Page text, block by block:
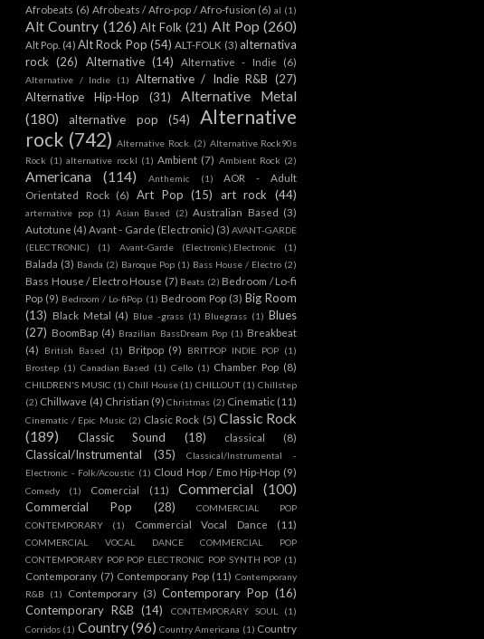
Afrobeats (6) Afrobeats / Afro-pop / Afro-fusion (6) al (1)
Alt Country (126) Alt Folk (21) Alt Pop (260)
Alt Pop. (4) Alt Rock Pop (54) ALT-FOLK (3) alternativa
rock (26) Alternative (14) Alternative - Indie (6)
Alternative / Indie (1) Alternative / Indie R&B (27)
Alternative Hip-Hop
(31)
Alternative Metal
(180)
alternative pop (54)
Alternative
rock (742) Alternative Rock. (2) Alternative Rock90s
Rock (1) alternative rockl (1) Ambient (7) Ambient Rock (2)
Americana (114) Anthemic (1)
AOR - Adult
Orientated Rock (6) Art Pop (15) art rock (44)
arternative pop (1) Asian Based (2) Australian Based (3)
Autotune (4) Avant - Garde (Electronic) (3) AVANT-GARDE
(ELECTRONIC)
(1) Avant-Garde (Electronic).Electronic (1)
Balada (3) Banda (2) Baroque Pop (1) Bass House / Electro (2)
Bass House / Electro House (7) Beats (2) Bedroom / Lo-fi
Pop (9) Bedroom / Lo-fiPop (1) Bedroom Pop (3) Big Room
(13) Black Metal (4) Blue -grass (1) Bluegrass (1) Blues
(27) BoomBap (4) Brazilian BassDream Pop (1) Breakbeat
(4)
British Based (1) Britpop (9) BRITPOP INDIE POP (1)
Brostep (1) Canadian Based (1) Cello (1) Chamber Pop (8)
CHILDREN'S MUSIC (1) Chill House (1) CHILLOUT (1) Chillstep
(2) Chillwave (4) Christian (9) Christmas (2) Cinematic (11)
Cinematic / Epic Music (2) Clasic Rock (5) Classic Rock
(189)
Classic Sound (18) classical (8)
Classical/Instrumental (35)
Classical/Instrumental -
Electronic - Folk/Acoustic (1) Cloud Hop / Emo Hip-Hop (9)
Comedy (1) Comercial (11) Commercial (100)
Commercial Pop (28)
COMMERCIAL POP
CONTEMPORARY
(1) Commercial Vocal Dance (11)
COMMERCIAL VOCAL DANCE COMMERCIAL POP
CONTEMPORARY POP POP ELECTRONIC POP SYNTH POP (1)
Contemporany (7) Contemporany Pop (11) Contemporany
R&B
(1) Contemporary (3) Contemporary Pop (16)
Contemporary R&B (14) CONTEMPORARY SOUL
(1)
Corridos (1) Country(96) Country Americana (1) Country